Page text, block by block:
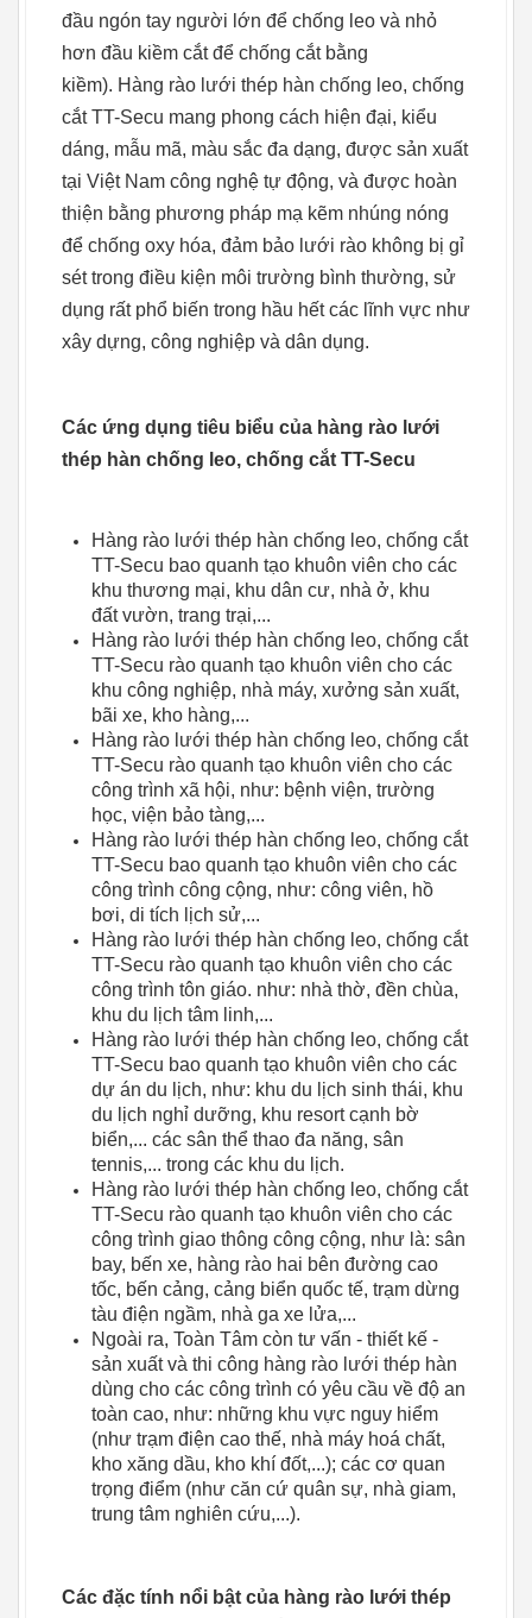
đầu ngón tay người lớn để chống leo và nhỏ
hơn đầu kiềm cắt để chống cắt bằng
kiềm). Hàng rào lưới thép hàn chống leo, chống
cắt TT-Secu mang phong cách hiện đại, kiểu
dáng, mẫu mã, màu sắc đa dạng, được sản xuất
tại Việt Nam công nghệ tự động, và được hoàn
thiện bằng phương pháp mạ kẽm nhúng nóng
để chống oxy hóa, đảm bảo lưới rào không bị gỉ
sét trong điều kiện môi trường bình thường, sử
dụng rất phổ biến trong hầu hết các lĩnh vực như
xây dựng, công nghiệp và dân dụng.
Các ứng dụng tiêu biểu của hàng rào lưới
thép hàn chống leo, chống cắt TT-Secu
Hàng rào lưới thép hàn chống leo, chống cắt
TT-Secu bao quanh tạo khuôn viên cho các
khu thương mại, khu dân cư, nhà ở, khu
đất vườn, trang trại,...
Hàng rào lưới thép hàn chống leo, chống cắt
TT-Secu rào quanh tạo khuôn viên cho các
khu công nghiệp, nhà máy, xưởng sản xuất,
bãi xe, kho hàng,...
Hàng rào lưới thép hàn chống leo, chống cắt
TT-Secu rào quanh tạo khuôn viên cho các
công trình xã hội, như: bệnh viện, trường
học, viện bảo tàng,...
Hàng rào lưới thép hàn chống leo, chống cắt
TT-Secu bao quanh tạo khuôn viên cho các
công trình công cộng, như: công viên, hồ
bơi, di tích lịch sử,...
Hàng rào lưới thép hàn chống leo, chống cắt
TT-Secu rào quanh tạo khuôn viên cho các
công trình tôn giáo. như: nhà thờ, đền chùa,
khu du lịch tâm linh,...
Hàng rào lưới thép hàn chống leo, chống cắt
TT-Secu bao quanh tạo khuôn viên cho các
dự án du lịch, như: khu du lịch sinh thái, khu
du lịch nghỉ dưỡng, khu resort cạnh bờ
biển,... các sân thể thao đa năng, sân
tennis,... trong các khu du lịch.
Hàng rào lưới thép hàn chống leo, chống cắt
TT-Secu rào quanh tạo khuôn viên cho các
công trình giao thông công cộng, như là: sân
bay, bến xe, hàng rào hai bên đường cao
tốc, bến cảng, cảng biển quốc tế, trạm dừng
tàu điện ngầm, nhà ga xe lửa,...
Ngoài ra, Toàn Tâm còn tư vấn - thiết kế -
sản xuất và thi công hàng rào lưới thép hàn
dùng cho các công trình có yêu cầu về độ an
toàn cao, như: những khu vực nguy hiểm
(như trạm điện cao thế, nhà máy hoá chất,
kho xăng dầu, kho khí đốt,...); các cơ quan
trọng điểm (như căn cứ quân sự, nhà giam,
trung tâm nghiên cứu,...).
Các đặc tính nổi bật của hàng rào lưới thép